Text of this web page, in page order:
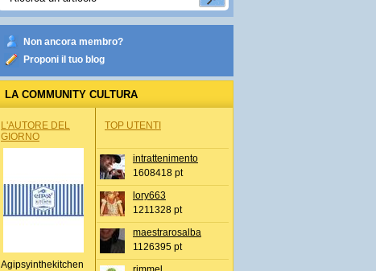
Non ancora membro?
Proponi il tuo blog
LA COMMUNITY CULTURA
L'AUTORE DEL
GIORNO
Agipsyinthekitchen
TOP UTENTI
intrattenimento
1608418 pt
lory663
1211328 pt
maestrarosalba
1126395 pt